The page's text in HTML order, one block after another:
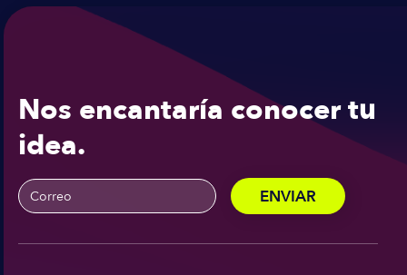
Nos encantaría conocer tu
idea.